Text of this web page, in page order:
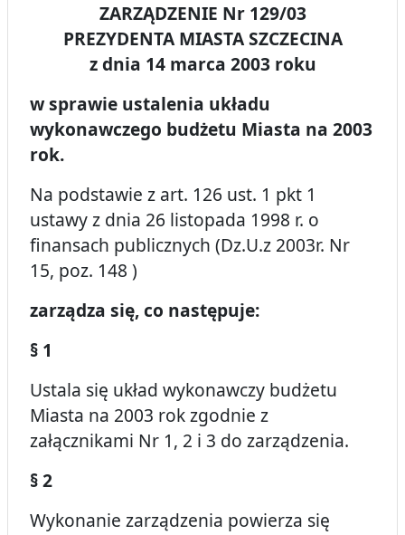
ZARZĄDZENIE Nr 129/03
PREZYDENTA MIASTA SZCZECINA
z dnia 14 marca 2003 roku
w sprawie ustalenia układu
wykonawczego budżetu Miasta na 2003
rok.
Na podstawie z art. 126 ust. 1 pkt 1
ustawy z dnia 26 listopada 1998 r. o
finansach publicznych (Dz.U.z 2003r. Nr
15, poz. 148 )
zarządza się, co następuje:
§ 1
Ustala się układ wykonawczy budżetu
Miasta na 2003 rok zgodnie z
załącznikami Nr 1, 2 i 3 do zarządzenia.
§ 2
Wykonanie zarządzenia powierza się